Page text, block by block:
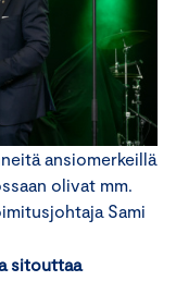
ansiomerkeillä
olivat mm.
Sami
sitouttaa